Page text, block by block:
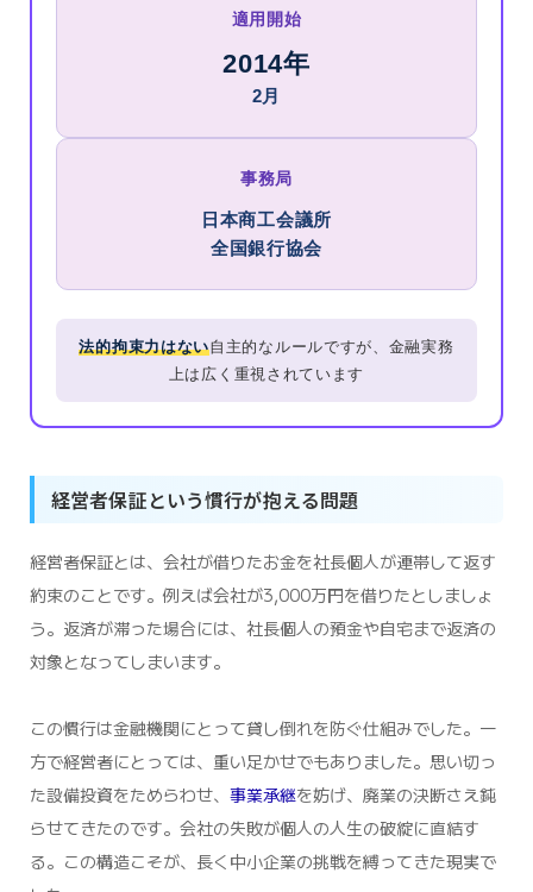
適用開始
2014年
2月
事務局
日本商工会議所
全国銀行協会
法的拘束力はない自主的なルールですが、金融実務
上は広く重視されています
経営者保証という慣行が抱える問題
経営者保証とは、会社が借りたお金を社長個人が連帯して返す
約束のことです。例えば会社が3,000万円を借りたとしましょ
う。返済が滞った場合には、社長個人の預金や自宅まで返済の
対象となってしまいます。
この慣行は金融機関にとって貸し倒れを防ぐ仕組みでした。一
方で経営者にとっては、重い足かせでもありました。思い切っ
た設備投資をためらわせ、 事業承継を妨げ、廃業の決断さえ鈍
らせてきたのです。会社の失敗が個人の人生の破綻に直結す
る。この構造こそが、長く中小企業の挑戦を縛ってきた現実で